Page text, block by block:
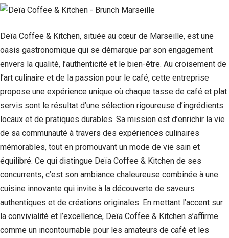
Deïa Coffee & Kitchen, située au cœur de Marseille, est une
oasis gastronomique qui se démarque par son engagement
envers la qualité, l’authenticité et le bien-être. Au croisement de
l’art culinaire et de la passion pour le café, cette entreprise
propose une expérience unique où chaque tasse de café et plat
servis sont le résultat d’une sélection rigoureuse d’ingrédients
locaux et de pratiques durables. Sa mission est d’enrichir la vie
de sa communauté à travers des expériences culinaires
mémorables, tout en promouvant un mode de vie sain et
équilibré. Ce qui distingue Deïa Coffee & Kitchen de ses
concurrents, c’est son ambiance chaleureuse combinée à une
cuisine innovante qui invite à la découverte de saveurs
authentiques et de créations originales. En mettant l’accent sur
la convivialité et l’excellence, Deïa Coffee & Kitchen s’affirme
comme un incontournable pour les amateurs de café et les
Nécessaire
Ces cookies ne
sont pas
facultatifs. Ils
sont
nécessaires au
du site Web.